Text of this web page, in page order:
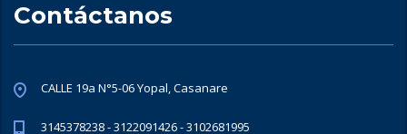
Contáctanos
CALLE 19a N°5-06 Yopal, Casanare
3145378238 - 3122091426 - 3102681995